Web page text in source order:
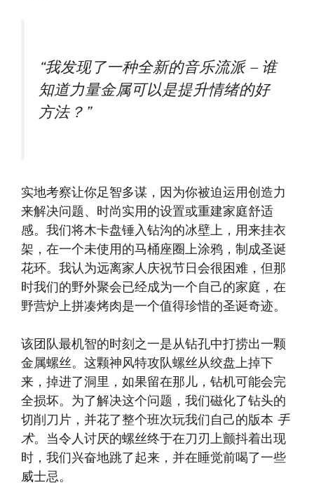
“我发现了一种全新的音乐流派 – 谁
知道力量金属可以是提升情绪的好
方法？”
实地考察让你足智多谋，因为你被迫运用创造力
来解决问题、时尚实用的设置或重建家庭舒适
感。我们将木卡盘锤入钻沟的冰壁上，用来挂衣
架，在一个未使用的马桶座圈上涂鸦，制成圣诞
花环。我认为远离家人庆祝节日会很困难，但那
时我们的野外聚会已经成为一个自己的家庭，在
野营炉上拼凑烤肉是一个值得珍惜的圣诞奇迹。
该团队最机智的时刻之一是从钻孔中打捞出一颗
金属螺丝。这颗神风特攻队螺丝从绞盘上掉下
来，掉进了洞里，如果留在那儿，钻机可能会完
全损坏。为了解决这个问题，我们磁化了钻头的
切削刀片，并花了整个班次玩我们自己的版本 手
术。当令人讨厌的螺丝终于在刀刃上颤抖着出现
时，我们兴奋地跳了起来，并在睡觉前喝了一些
威士忌。